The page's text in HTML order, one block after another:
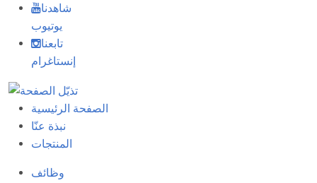
شاهدنا
يوتيوب
تابعنا
إنستاغرام
الصفحة الرئيسية
نبذة عنّا
المنتجات
وظائف